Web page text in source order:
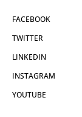
FACEBOOK
TWITTER
LINKEDIN
INSTAGRAM
YOUTUBE